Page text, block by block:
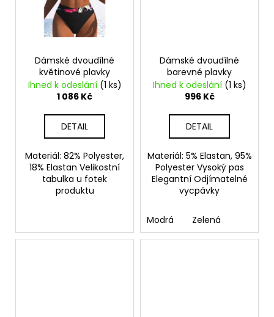
Dámské dvoudílné
květinové plavky
Ihned k odeslání (1 ks)
1 086 Kč
DETAIL
Materiál: 82% Polyester,
18% Elastan Velikostní
tabulka u fotek
produktu
Dámské dvoudílné
barevné plavky
Ihned k odeslání (1 ks)
996 Kč
DETAIL
Materiál: 5% Elastan, 95%
Polyester Vysoký pas
Elegantní Odjímatelné
vycpávky
Modrá Zelená